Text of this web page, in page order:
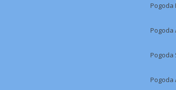
Pogoda
Pogoda
Pogoda
Pogoda